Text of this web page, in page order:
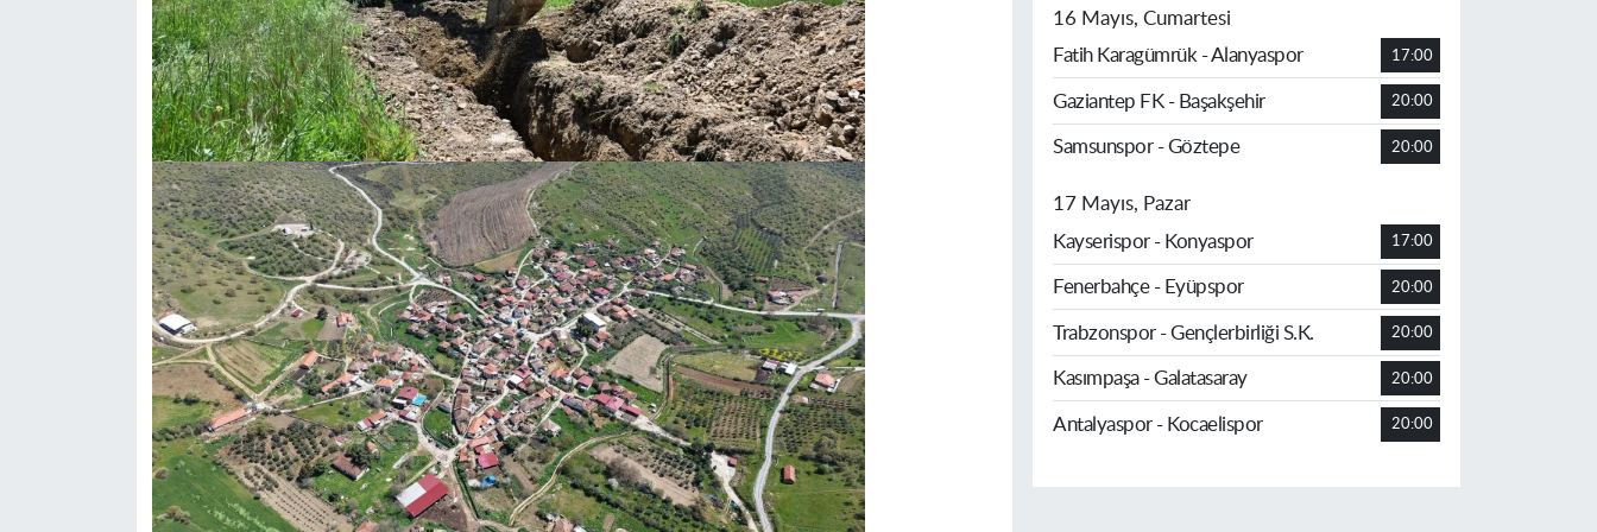
16 Mayıs, Cumartesi
Fatih Karagümrük - Alanyaspor
17:00
Gaziantep FK - Başakşehir 20:00
Samsunspor - Göztepe 20:00
17 Mayıs, Pazar
Kayserispor - Konyaspor
17:00
Fenerbahçe - Eyüpspor 20:00
Trabzonspor - Gençlerbirliği S.K. 20:00
Kasımpaşa - Galatasaray 20:00
Antalyaspor - Kocaelispor 20:00